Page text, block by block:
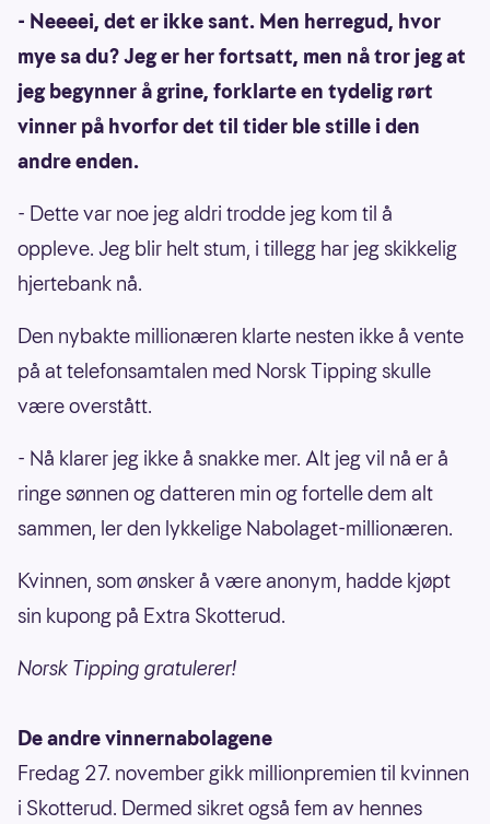
- Neeeei, det er ikke sant. Men herregud, hvor
mye sa du? Jeg er her fortsatt, men nå tror jeg at
jeg begynner å grine, forklarte en tydelig rørt
vinner på hvorfor det til tider ble stille i den
andre enden.
- Dette var noe jeg aldri trodde jeg kom til å
oppleve. Jeg blir helt stum, i tillegg har jeg skikkelig
hjertebank nå.
Den nybakte millionæren klarte nesten ikke å vente
på at telefonsamtalen med Norsk Tipping skulle
være overstått.
- Nå klarer jeg ikke å snakke mer. Alt jeg vil nå er å
ringe sønnen og datteren min og fortelle dem alt
sammen, ler den lykkelige Nabolaget-millionæren.
Kvinnen, som ønsker å være anonym, hadde kjøpt
sin kupong på Extra Skotterud.
Norsk Tipping gratulerer!
De andre vinnernabolagene
Fredag 27. november gikk millionpremien til kvinnen
i Skotterud. Dermed sikret også fem av hennes